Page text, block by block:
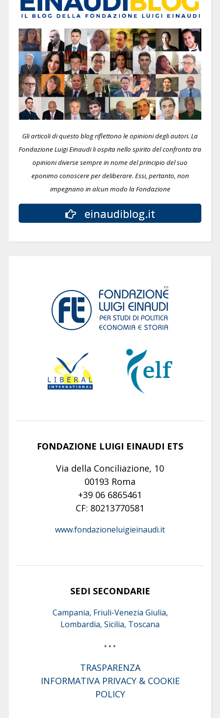
Gli articoli di questo blog riflettono le opinioni degli autori. La
Fondazione Luigi Einaudi li ospita nello spirito del confronto tra
opinioni diverse sempre in nome del principio del suo
eponimo conoscere per deliberare. Essi, pertanto, non
impegnano in alcun modo la Fondazione
einaudiblog.it
FONDAZIONE LUIGI EINAUDI ETS
Via della Conciliazione, 10
00193 Roma
+39 06 6865461
CF: 80213770581
www.fondazioneluigieinaudi.it
SEDI SECONDARIE
Campania, Friuli-Venezia Giulia,
Lombardia, Sicilia, Toscana
* * *
TRASPARENZA
INFORMATIVA PRIVACY & COOKIE
POLICY